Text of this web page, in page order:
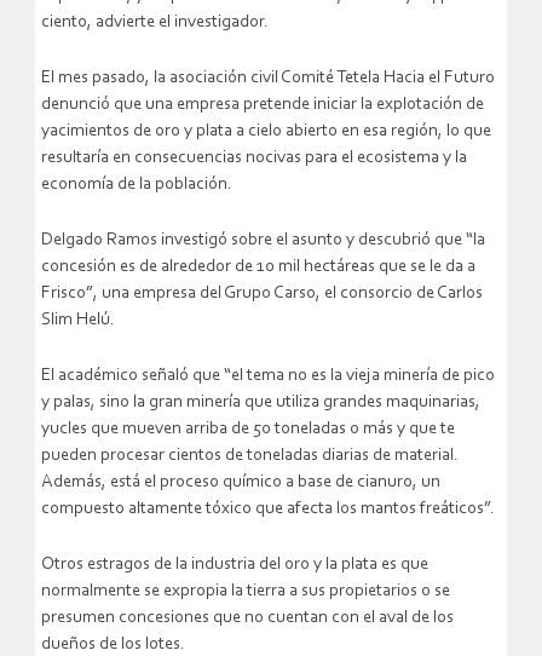
ciento, advierte el investigador.
El mes pasado, la asociación civil Comité Tetela Hacia el Futuro
denunció que una empresa pretende iniciar la explotación de
yacimientos de oro y plata a cielo abierto en esa región, lo que
resultaría en consecuencias nocivas para el ecosistema y la
economía de la población.
Delgado Ramos investigó sobre el asunto y descubrió que “la
concesión es de alrededor de 10 mil hectáreas que se le da a
Frisco”, una empresa del Grupo Carso, el consorcio de Carlos
Slim Helú.
El académico señaló que “el tema no es la vieja minería de pico
y palas, sino la gran minería que utiliza grandes maquinarias,
yucles que mueven arriba de 50 toneladas o más y que te
pueden procesar cientos de toneladas diarias de material.
Además, está el proceso químico a base de cianuro, un
compuesto altamente tóxico que afecta los mantos freáticos”.
Otros estragos de la industria del oro y la plata es que
normalmente se expropia la tierra a sus propietarios o se
presumen concesiones que no cuentan con el aval de los
dueños de los lotes.